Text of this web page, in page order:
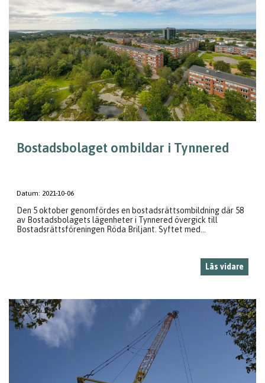
Bostadsbolaget ombildar i Tynnered
Datum: 2021-10-06
Den 5 oktober genomfördes en bostadsrättsombildning där 58
av Bostadsbolagets lägenheter i Tynnered övergick till
Bostadsrättsföreningen Röda Briljant. Syftet med...
Läs vidare